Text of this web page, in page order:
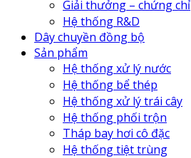
Giải thưởng – chứng chỉ
Hệ thống R&D
Dây chuyền đồng bộ
Sản phẩm
Hệ thống xử lý nước
Hệ thống bể thép
Hệ thống xử lý trái cây
Hệ thống phối trộn
Tháp bay hơi cô đặc
Hệ thống tiệt trùng